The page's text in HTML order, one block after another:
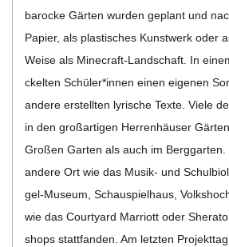
D
T
-
S
C
baro­cke Gär­ten wur­den geplant und
Papier, als plas­ti­sches Kunst­werk oder
Weise als Mine­­craft-Lan­d­­schaft. In
ckel­ten Schüler*innen einen eige­nen
andere erstell­ten lyri­sche Texte. Viele
in den groß­ar­ti­gen Her­ren­häu­ser
Gro­ßen Gar­ten als auch im Berg­gar­ten.
andere Ort wie das Musik- und
gel-Museum, Schau­spiel­haus,
wie das Cour­ty­ard Mar­riott oder
shops statt­fan­den. Am letz­ten